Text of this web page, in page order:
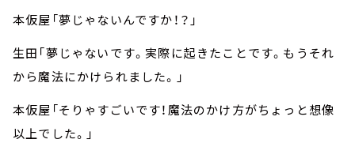
本仮屋「夢じゃないんですか！？」
生田「夢じゃないです。実際に起きたことです。もうそれ
から魔法にかけられました。」
本仮屋「そりゃすごいです！魔法のかけ方がちょっと想像
以上でした。」